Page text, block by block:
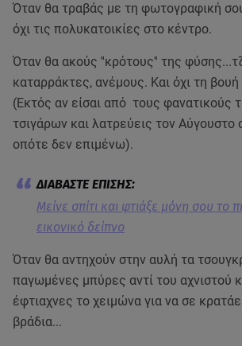
Όταν θα τραβάς με τη φωτογραφική
όχι τις πολυκατοικίες στο κέντρο.
Όταν θα ακούς ''κρότους'' της
καταρράκτες, ανέμους. Και όχι τη
(Εκτός αν είσαι από τους φανατικούς
τσιγάρων και λατρεύεις τον Αύγουστο
οπότε δεν επιμένω).
Mείνε σπίτι και φτιάξε μόνη σου το
εικονικό δείπνο
Όταν θα αντηχούν στην αυλή τα
παγωμένες μπύρες αντί του αχνιστού
έφτιαχνες το χειμώνα για να σε
βράδια...